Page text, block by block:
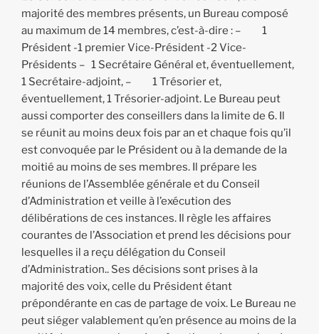
majorité des membres présents, un Bureau composé
au maximum de 14 membres, c’est-à-dire : – 1
Président -1 premier Vice-Président -2 Vice-
Présidents – 1 Secrétaire Général et, éventuellement,
1 Secrétaire-adjoint, – 1 Trésorier et,
éventuellement, 1 Trésorier-adjoint. Le Bureau peut
aussi comporter des conseillers dans la limite de 6. Il
se réunit au moins deux fois par an et chaque fois qu’il
est convoquée par le Président ou à la demande de la
moitié au moins de ses membres. Il prépare les
réunions de l’Assemblée générale et du Conseil
d’Administration et veille à l’exécution des
délibérations de ces instances. Il règle les affaires
courantes de l’Association et prend les décisions pour
lesquelles il a reçu délégation du Conseil
d’Administration.. Ses décisions sont prises à la
majorité des voix, celle du Président étant
prépondérante en cas de partage de voix. Le Bureau ne
peut siéger valablement qu’en présence au moins de la